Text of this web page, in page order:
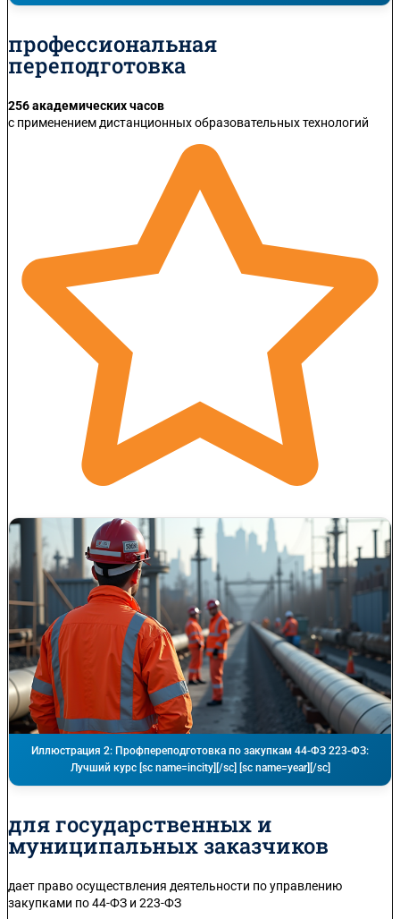
профессиональная
переподготовка
256 академических часов
с применением дистанционных образовательных технологий
Иллюстрация 2: Профпереподготовка по закупкам 44-ФЗ 223-ФЗ:
Лучший курс [sc name=incity][/sc] [sc name=year][/sc]
для государственных и
муниципальных заказчиков
дает право осуществления деятельности по управлению
закупками по 44-ФЗ и 223-ФЗ